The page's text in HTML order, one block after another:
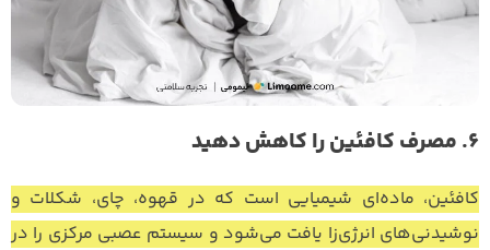
6. مصرف کافئین را کاهش دهید
کافئین، ماده‌ای شیمیایی است که در قهوه، چای، شکلات و
نوشیدنی‌های انرژی‌زا یافت می‌شود و سیستم عصبی مرکزی را در